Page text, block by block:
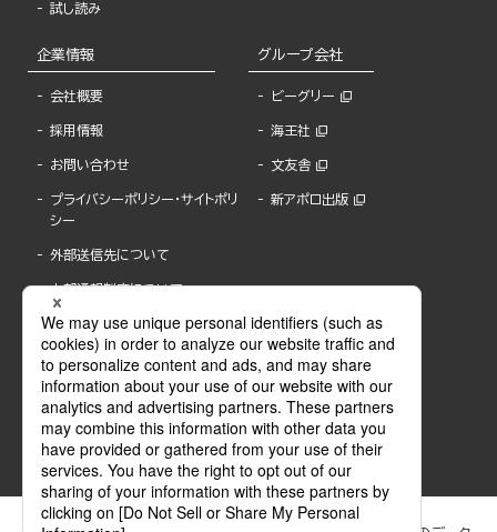
試し読み
企業情報
会社概要
採用情報
お問い合わせ
プライバシーポリシー・サイトポリ
シー
外部送信先について
内部通報制度について
グループ会社
ビーグリー
海王社
文友舎
新アポロ出版